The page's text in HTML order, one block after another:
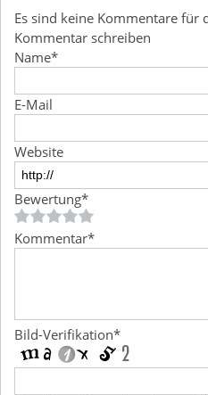
Es sind keine Kommentare für
Kommentar schreiben
Name*
E-Mail
Website
Bewertung*
Kommentar*
Bild-Verifikation*